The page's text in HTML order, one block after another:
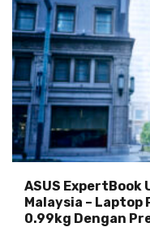
ASUS
Malaysia – Laptop
0.99kg Dengan